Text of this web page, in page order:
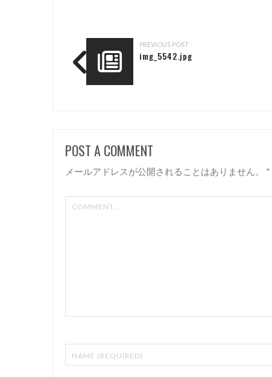
PREVIOUS POST
img_5542.jpg
POST A COMMENT
メールアドレスが公開されることはありません。 *